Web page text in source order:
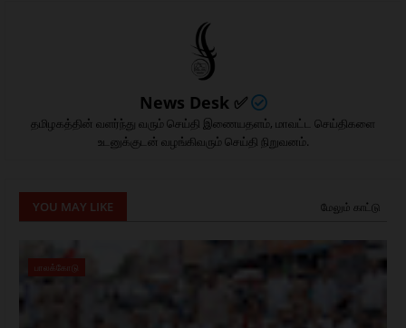
News Desk ✅
தமிழகத்தின் வளர்ந்து வரும் செய்தி இணையதளம், மாவட்ட செய்திகளை
உடனுக்குடன் வழங்கிவரும் செய்தி நிறுவனம்.
YOU MAY LIKE மேலும் காட்டு
பாலக்கோடு